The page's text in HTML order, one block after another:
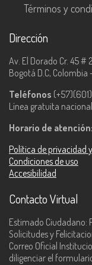
Términos y
Dirección
Av. El Dorado Cr. 45 #
Bogotá D.C, Colombia
Teléfonos
Línea gratuita
Horario de atención:
Política de privacidad
Condiciones de uso
Accesibilidad
Contacto Virtual
Estimado Ciudadano:
Solicitudes y
Correo Oficial
diligenciar el